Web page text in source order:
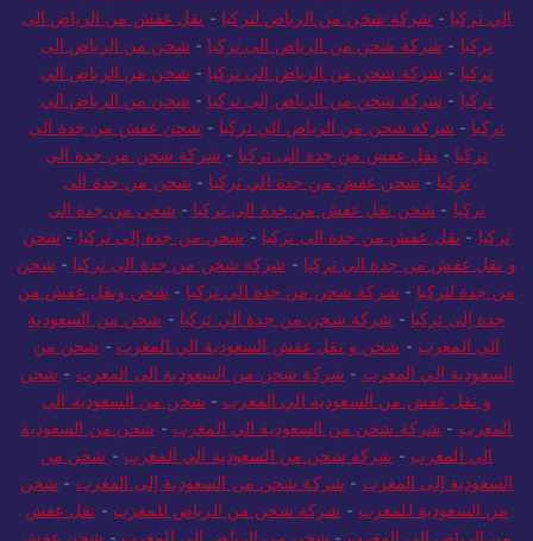
الى تركيا -شركة شحن من الرياض الي تركيا-
نقل عفش من الرياض
الي تركيا-شركة شحن من الرياض لتركيا- نقل عفش من الرياض الى
تركيا - شركة شحن من الرياض الى تركيا - شحن من الرياض الى
تركيا - شركة شحن من الرياض الى تركيا - شحن من الرياض الي
تركيا -شركة شحن من الرياض إلى تركيا -شحن من الرياض الي
تركيا- شركة شحن من الرياض الي تركيا- شحن عفش من جدة الى
تركيا- نقل عفش من جدة الى تركيا-شركة شحن من جدة الى
تركيا -شحن عفش من جدة الي تركيا- شحن من جدة الى
تركيا- شحن نقل عفش من جدة الى تركيا - شحن من جدة الي
تركيا
-نقل عفش من جدة الى تركيا- شحن من جدة إلى تركيا- شحن
و نقل عفش من جدة الى تركيا- شركة شحن من جدة الى تركيا-شحن
من جدة لتركيا- شركة شحن من جدة الي تركيا- شحن ونقل عفش من
جدة إلى تركيا-شركة شحن من جدة الي تركيا -شحن من السعودية
الي المغرب
-شحن و نقل عفش السعودية الي المغرب-شحن من
السعودية الي المغرب-شركة شحن من السعودية الى المغرب-شحن
و نقل عفش من السعودية الي المغرب-شحن من السعودية الي
المغرب-شركة شحن من السعودية الي المغرب-شحن من السعودية
الي المغرب-شركة شحن من السعودية الي المغرب-شحن من
السعودية إلى المغرب - شركة شحن من السعودية إلى المغرب -شحن
من السعودية للمغرب - شركة شحن من الرياض للمغرب-نقل عفش